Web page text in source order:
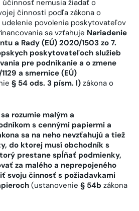
nemusia žiadať o
činnosti podľa zákona o
udelenie povolenia poskytovateľov
sa vzťahuje Nariadenie
a Rady (EÚ) 2020/1503 zo 7.
poskytovateľoch služieb
pre podnikanie a o zmene
a smernice (EÚ)
§ 54 ods. 3 písm. l) zákona o
rozumie malým a
s cennými papiermi a
sa na neho nevzťahujú a tiež
do ktorej musí obchodník s
prestane spĺňať podmienky,
za malého a neprepojeného
svoju činnosť s požiadavkami
(ustanovenie § 54b zákona